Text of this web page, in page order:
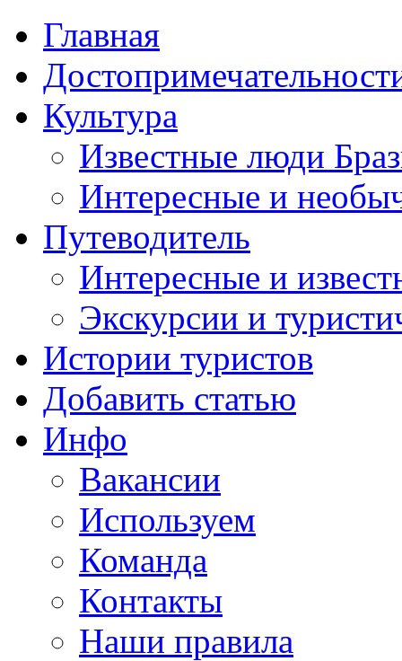
Главная
Культура
Известные люди
Интересные и
Путеводитель
Интересные и
Экскурсии и
Истории туристов
Добавить статью
Инфо
Вакансии
Используем
Команда
Контакты
Наши правила